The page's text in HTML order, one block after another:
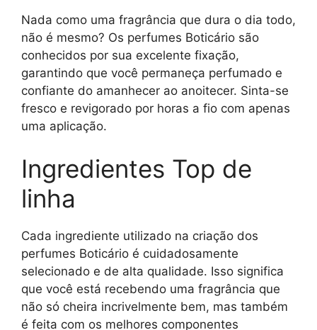
Nada como uma fragrância que dura o dia todo,
não é mesmo? Os perfumes Boticário são
conhecidos por sua excelente fixação,
garantindo que você permaneça perfumado e
confiante do amanhecer ao anoitecer. Sinta-se
fresco e revigorado por horas a fio com apenas
uma aplicação.
Ingredientes Top de
linha
Cada ingrediente utilizado na criação dos
perfumes Boticário é cuidadosamente
selecionado e de alta qualidade. Isso significa
que você está recebendo uma fragrância que
não só cheira incrivelmente bem, mas também
é feita com os melhores componentes